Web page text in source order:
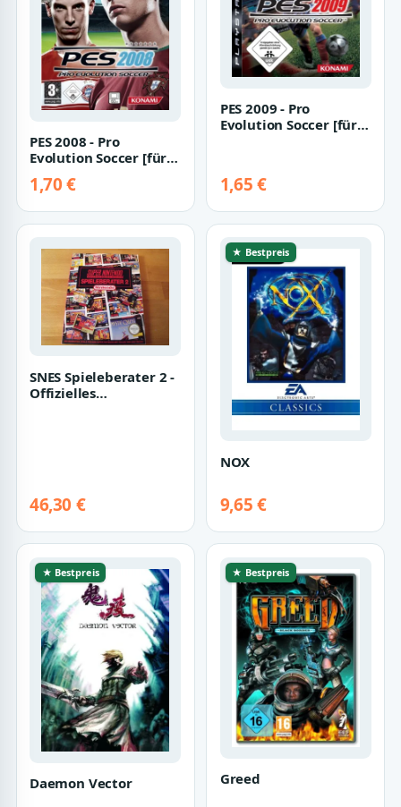
PES 2008 - Pro
Evolution Soccer [für
Xbox 360]
1,70 €
PES 2009 - Pro
Evolution Soccer [für
1,65 €
SNES Spieleberater 2 -
Offizielles
46,30 €
★ Bestpreis
NOX
9,65 €
★ Bestpreis
Daemon Vector
★ Bestpreis
Greed